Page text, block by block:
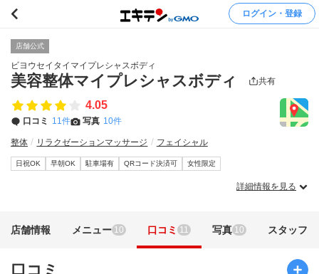
ログイン・登録
店舗公式
ビヨウセイタイマイプレシャスボディ
美容整体マイプレシャスボディ 共有
4.05
口コミ 11件 写真 10件
整体 リラクゼーションマッサージ フェイシャル
日祝OK 早朝OK 駐車場有 QRコード決済可 女性限定
詳細情報を見る
店舗情報 メニュー 10 口コミ 11 写真 10 スタッフ
口コミ